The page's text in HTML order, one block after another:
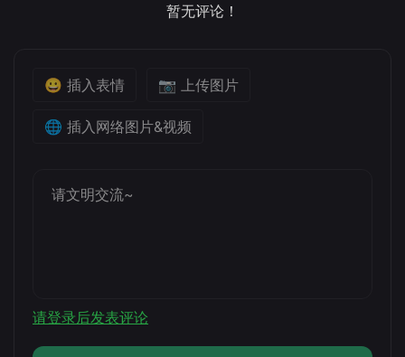
暂无评论！
😀 插入表情 📷 上传图片
🌐 插入网络图片&视频
请登录后发表评论